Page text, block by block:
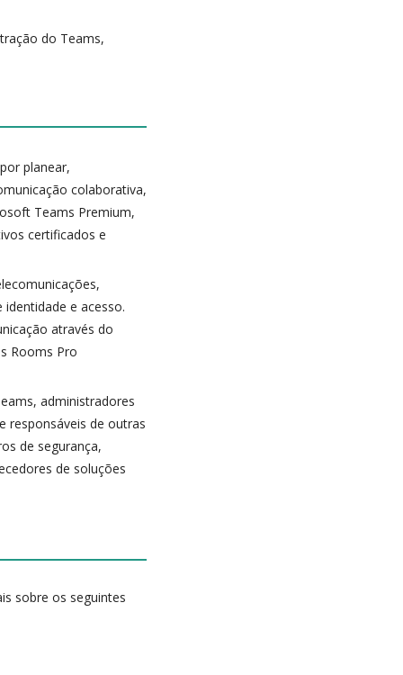
do Teams,
planear,
colaborativa,
Teams Premium,
certificados e
e acesso.
através do
Rooms Pro
administradores
responsáveis de outras
de segurança,
de soluções
sobre os seguintes